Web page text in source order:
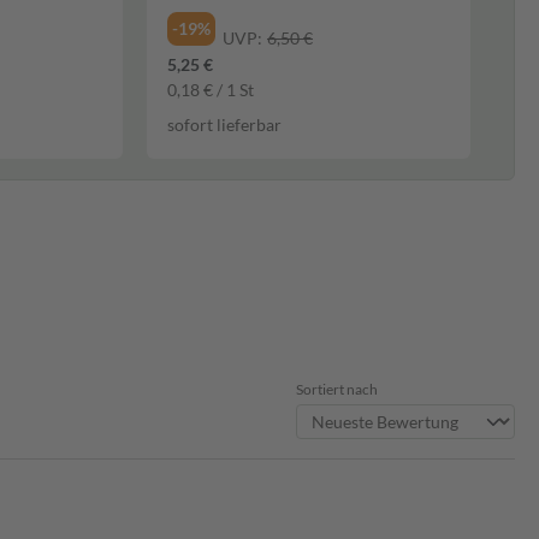
-19%
UVP: 6,50 €
5,25 €
0,18 € / 1 St
sofort lieferbar
Sortiert nach